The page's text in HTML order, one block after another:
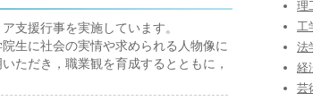
支援行事を実施しています。
生に社会の実情や求められる人物像に
ただき，職業観を育成するとともに，
理
工
法
経
芸